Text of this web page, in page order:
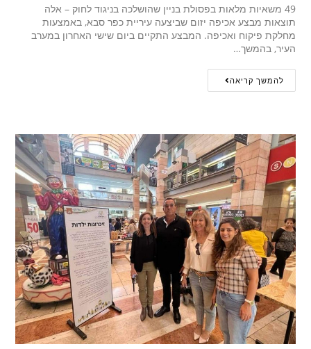
49 משאיות מלאות בפסולת בניין שהושלכה בניגוד לחוק – אלה
תוצאות מבצע אכיפה יזום שביצעה עיריית כפר סבא, באמצעות
מחלקת פיקוח ואכיפה. המבצע התקיים ביום שישי האחרון במערב
העיר, בהמשך…
להמשך קריאה